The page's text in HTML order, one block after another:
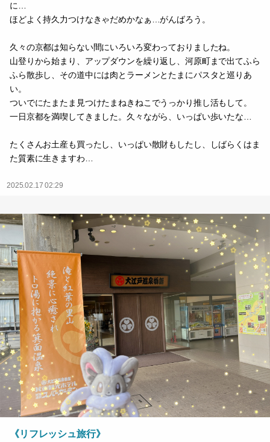
に…
ほどよく持久力つけなきゃだめかなぁ…がんばろう。
久々の京都は知らない間にいろいろ変わっておりましたね。
山登りから始まり、アップダウンを繰り返し、河原町まで出てふら
ふら散歩し、その道中には肉とラーメンとたまにパスタと巡りあ
い。
ついでにたまたま見つけたまねきねこでうっかり推し活もして。
一日京都を満喫してきました。久々ながら、いっぱい歩いたな…
たくさんお土産も買ったし、いっぱい散財もしたし、しばらくはま
た質素に生きますわ…
2025.02.17 02:29
《リフレッシュ旅行》